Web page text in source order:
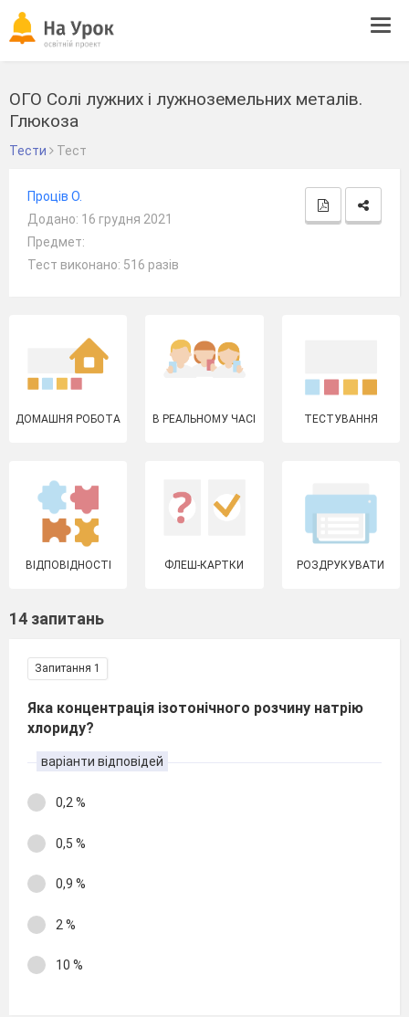
ОГО Солі лужних і лужноземельних металів.
Глюкоза
Тести Тест
Проців О.
Додано: 16 грудня 2021
Предмет:
Тест виконано: 516 разів
ДОМАШНЯ РОБОТА В РЕАЛЬНОМУ ЧАСІ ТЕСТУВАННЯ
ВІДПОВІДНОСТІ ФЛЕШ-КАРТКИ РОЗДРУКУВАТИ
14 запитань
Запитання 1
Яка концентрація ізотонічного розчину натрію
хлориду?
варіанти відповідей
0,2 %
0,5 %
0,9 %
2 %
10 %